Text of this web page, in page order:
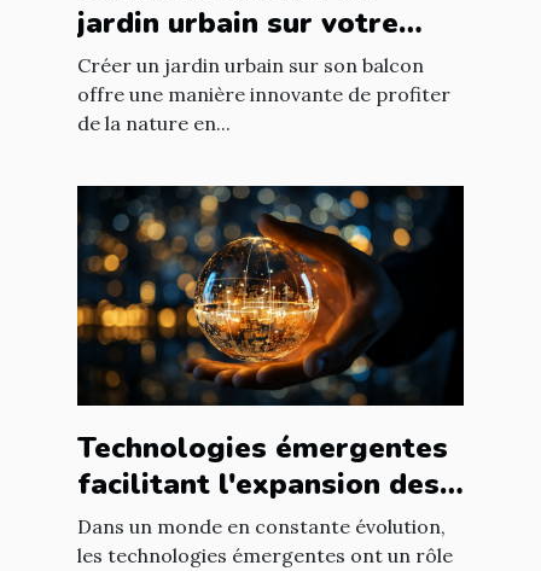
jardin urbain sur votre
balcon
Créer un jardin urbain sur son balcon
offre une manière innovante de profiter
de la nature en...
Technologies émergentes
facilitant l'expansion des
entreprises
Dans un monde en constante évolution,
les technologies émergentes ont un rôle